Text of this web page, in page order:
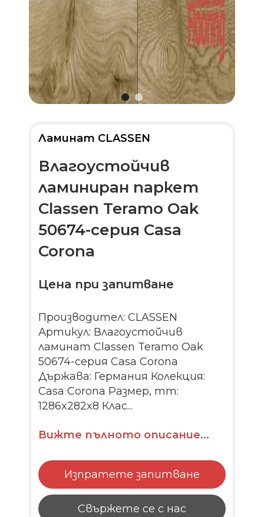
Ламинат CLASSEN
Влагоустойчив
ламиниран паркет
Classen Teramo Oak
50674-серия Casa
Corona
Цена при запитване
Производител: CLASSEN
Артикул: Влагоустойчив
ламинат Classen Teramo Oak
50674-серия Casa Corona
Държава: Германия Колекция:
Casa Corona Размер, mm:
1286x282x8 Клас...
Вижте пълното описание...
Изпратете запитване
Свържете се с нас